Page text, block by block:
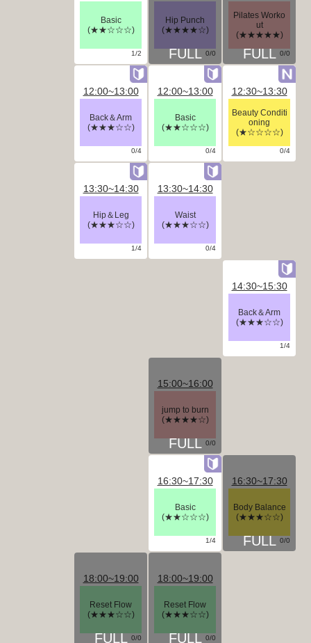
Basic
(★★☆☆☆)
1/2
Hip Punch
(★★★★☆)
0/0
Pilates Worko
ut
(★★★★★)
0/0
12:00~13:00
Back＆Arm
(★★★☆☆)
0/4
12:00~13:00
Basic
(★★☆☆☆)
0/4
12:30~13:30
Beauty Conditi
oning
(★☆☆☆☆)
0/4
13:30~14:30
Hip＆Leg
(★★★☆☆)
1/4
13:30~14:30
Waist
(★★★☆☆)
0/4
14:30~15:30
Back＆Arm
(★★★☆☆)
1/4
15:00~16:00
jump to burn
(★★★★☆)
0/0
16:30~17:30
Basic
(★★☆☆☆)
1/4
16:30~17:30
Body Balance
(★★★☆☆)
0/0
18:00~19:00
Reset Flow
(★★★☆☆)
0/0
18:00~19:00
Reset Flow
(★★★☆☆)
0/0